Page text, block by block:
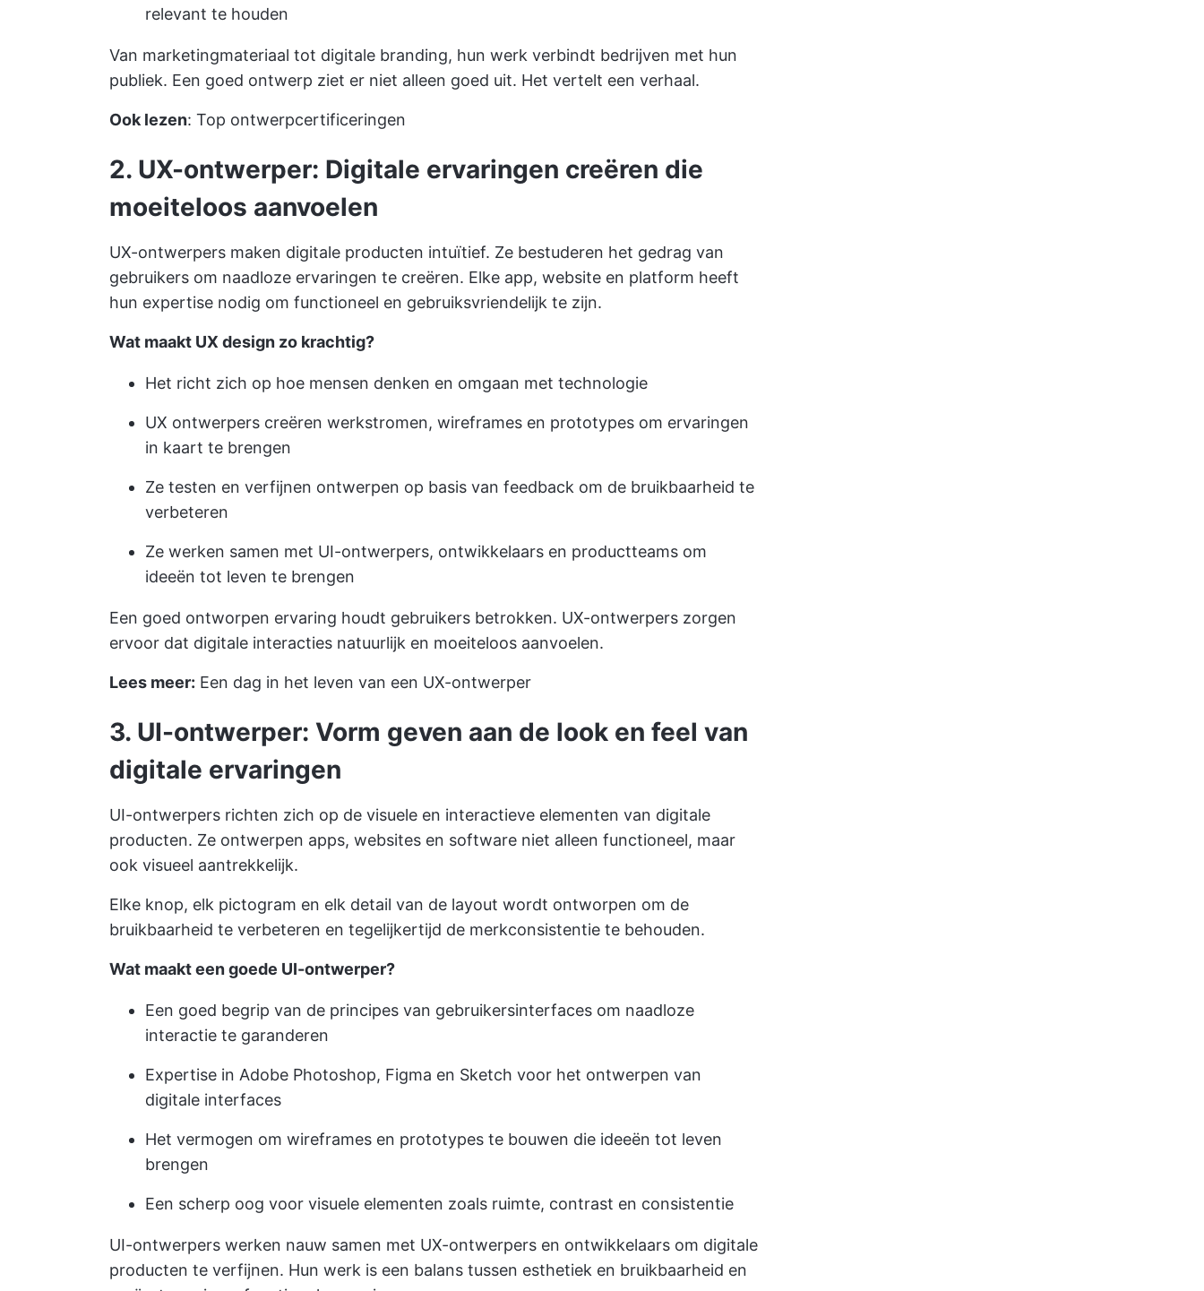
relevant te houden
Van marketingmateriaal tot digitale branding, hun werk verbindt bedrijven met hun
publiek. Een goed ontwerp ziet er niet alleen goed uit. Het vertelt een verhaal.
Ook lezen: Top ontwerpcertificeringen
2. UX-ontwerper: Digitale ervaringen creëren die
moeiteloos aanvoelen
UX-ontwerpers maken digitale producten intuïtief. Ze bestuderen het gedrag van
gebruikers om naadloze ervaringen te creëren. Elke app, website en platform heeft
hun expertise nodig om functioneel en gebruiksvriendelijk te zijn.
Wat maakt UX design zo krachtig?
Het richt zich op hoe mensen denken en omgaan met technologie
UX ontwerpers creëren werkstromen, wireframes en prototypes om ervaringen
in kaart te brengen
Ze testen en verfijnen ontwerpen op basis van feedback om de bruikbaarheid te
verbeteren
Ze werken samen met UI-ontwerpers, ontwikkelaars en productteams om
ideeën tot leven te brengen
Een goed ontworpen ervaring houdt gebruikers betrokken. UX-ontwerpers zorgen
ervoor dat digitale interacties natuurlijk en moeiteloos aanvoelen.
Lees meer: Een dag in het leven van een UX-ontwerper
3. UI-ontwerper: Vorm geven aan de look en feel van
digitale ervaringen
UI-ontwerpers richten zich op de visuele en interactieve elementen van digitale
producten. Ze ontwerpen apps, websites en software niet alleen functioneel, maar
ook visueel aantrekkelijk.
Elke knop, elk pictogram en elk detail van de layout wordt ontworpen om de
bruikbaarheid te verbeteren en tegelijkertijd de merkconsistentie te behouden.
Wat maakt een goede UI-ontwerper?
Een goed begrip van de principes van gebruikersinterfaces om naadloze
interactie te garanderen
Expertise in Adobe Photoshop, Figma en Sketch voor het ontwerpen van
digitale interfaces
Het vermogen om wireframes en prototypes te bouwen die ideeën tot leven
brengen
Een scherp oog voor visuele elementen zoals ruimte, contrast en consistentie
UI-ontwerpers werken nauw samen met UX-ontwerpers en ontwikkelaars om digitale
producten te verfijnen. Hun werk is een balans tussen esthetiek en bruikbaarheid en